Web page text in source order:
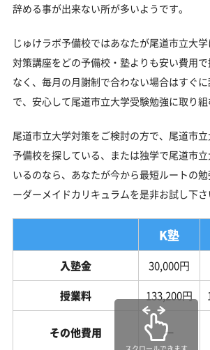
辞める事が出来ない所が多いようです。
じゅけラボ予備校ではあなたが尾道市立大
対策講座をどの予備校・塾よりも安い費用
なく、毎月の月謝制で合わない場合はすぐ
で、安心して尾道市立大学受験勉強に取り組
尾道市立大学対策をご検討の方で、尾道市立
予備校を探している、または独学で尾道市
いるのなら、あなたが今から最短ルートの
ーダーメイドカリキュラムを是非お試し下さ
K塾
入塾金 30,000円
授業料
133,200円
その他費用 ー